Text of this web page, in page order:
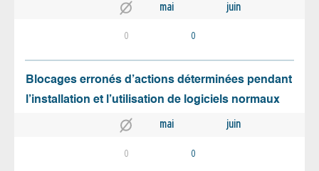
mai juin
0 0
Blocages erronés d’actions déterminées pendant
l’installation et l’utilisation de logiciels normaux
mai juin
0 0